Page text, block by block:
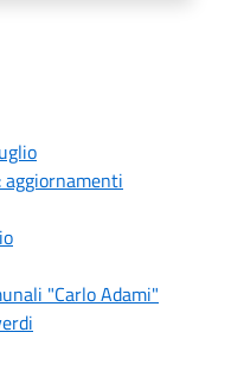
aggiornamenti
"Carlo Adami"